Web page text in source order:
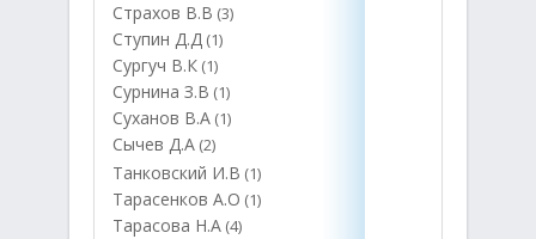
Страхов В.В (3)
Ступин Д.Д (1)
Сургуч В.К (1)
Сурнина З.В (1)
Суханов В.А (1)
Сычев Д.А (2)
Танковский И.В (1)
Тарасенков А.О (1)
Тарасова Н.А (4)